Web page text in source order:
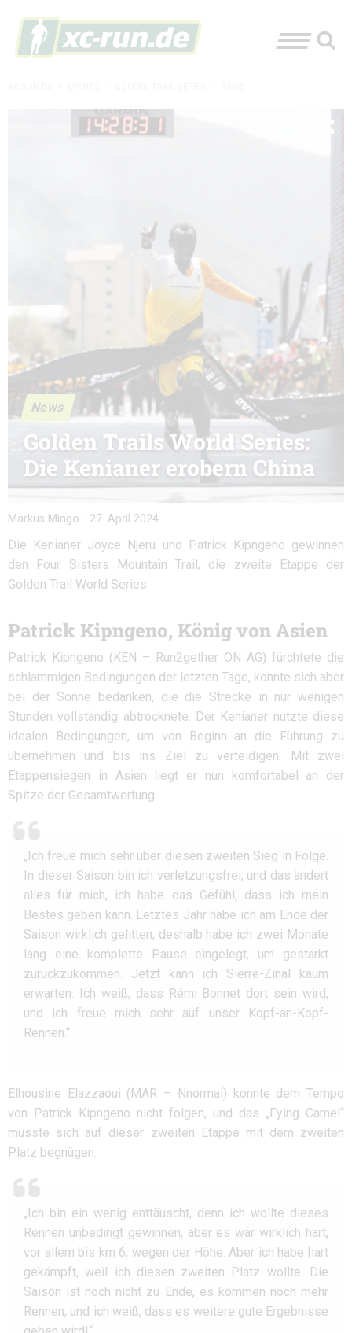
News
Golden Trails World Series:
Die Kenianer erobern China
Markus Mingo - 27. April 2024
Die Kenianer Joyce Njeru und Patrick Kipngeno gewinnen
den Four Sisters Mountain Trail, die zweite Etappe der
Golden Trail World Series.
Patrick Kipngeno, König von Asien
Patrick Kipngeno (KEN – Run2gether ON AG) fürchtete die
schlammigen Bedingungen der letzten Tage, konnte sich aber
bei der Sonne bedanken, die die Strecke in nur wenigen
Stunden vollständig abtrocknete. Der Kenianer nutzte diese
idealen Bedingungen, um von Beginn an die Führung zu
übernehmen und bis ins Ziel zu verteidigen. Mit zwei
Etappensiegen in Asien liegt er nun komfortabel an der
Spitze der Gesamtwertung.
„Ich freue mich sehr über diesen zweiten Sieg in Folge.
In dieser Saison bin ich verletzungsfrei, und das ändert
alles für mich, ich habe das Gefühl, dass ich mein
Bestes geben kann. Letztes Jahr habe ich am Ende der
Saison wirklich gelitten, deshalb habe ich zwei Monate
lang eine komplette Pause eingelegt, um gestärkt
zurückzukommen. Jetzt kann ich Sierre-Zinal kaum
erwarten. Ich weiß, dass Rémi Bonnet dort sein wird,
und ich freue mich sehr auf unser Kopf-an-Kopf-
Rennen.“
Elhousine Elazzaoui (MAR – Nnormal) konnte dem Tempo
von Patrick Kipngeno nicht folgen, und das „Fying Camel“
musste sich auf dieser zweiten Etappe mit dem zweiten
Platz begnügen.
„Ich bin ein wenig enttäuscht, denn ich wollte dieses
Rennen unbedingt gewinnen, aber es war wirklich hart,
vor allem bis km 6, wegen der Höhe. Aber ich habe hart
gekämpft, weil ich diesen zweiten Platz wollte. Die
Saison ist noch nicht zu Ende, es kommen noch mehr
Rennen, und ich weiß, dass es weitere gute Ergebnisse